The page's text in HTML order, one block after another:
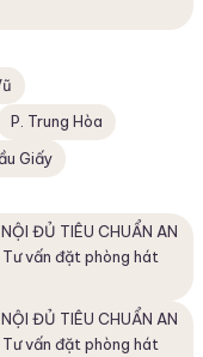
P. Trung Hòa
Giấy
ĐỦ TIÊU CHUẨN AN
Tư vấn đặt phòng hát
ĐỦ TIÊU CHUẨN AN
Tư vấn đặt phòng hát